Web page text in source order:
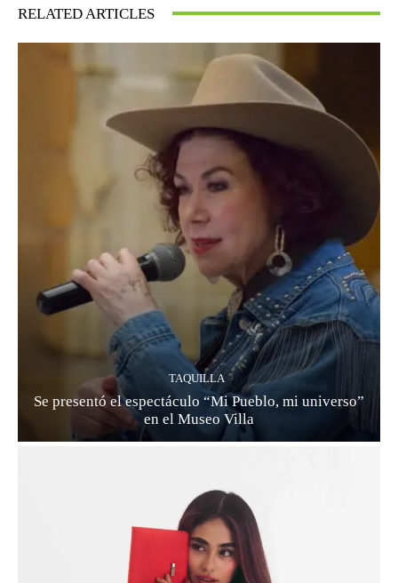
RELATED ARTICLES
TAQUILLA
Se presentó el espectáculo “Mi Pueblo, mi universo”
en el Museo Villa